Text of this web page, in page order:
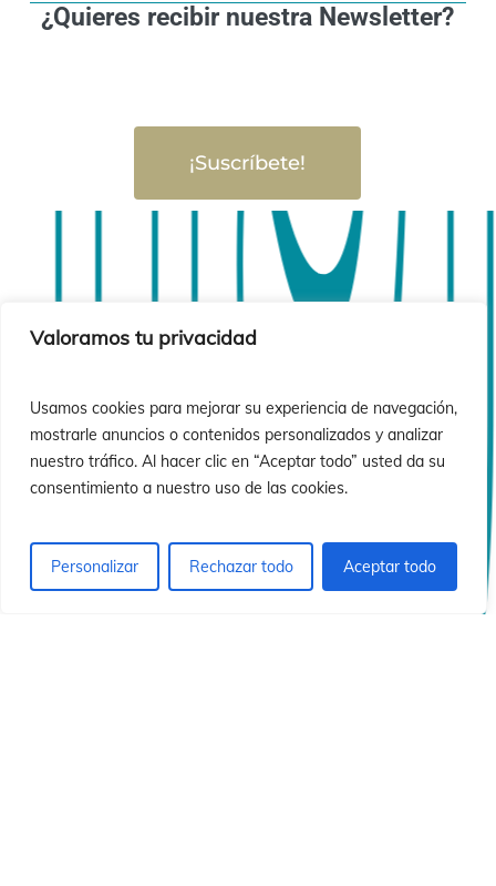
Valoramos tu privacidad
Usamos cookies para mejorar su experiencia de navegación,
mostrarle anuncios o contenidos personalizados y analizar
nuestro tráfico. Al hacer clic en “Aceptar todo” usted da su
consentimiento a nuestro uso de las cookies.
Personalizar Rechazar todo Aceptar todo
¿Quieres recibir nuestra Newsletter?
¡Suscríbete!